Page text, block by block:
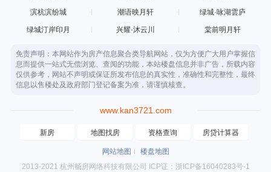
滨杭滨纷城 潮语映月轩 绿城·咏湖雲庐
绿城汀岸印月 兴耀·沐云川 棠前明月轩
免责声明：本网站作为房产信息聚合类导航网站，仅为方便广大用户掌握信
息而提供一站式无偿浏览、查阅的功能，本站楼盘信息并非广告，所载内容
仅供参考，网站不声明或保证所发布信息的真实性，准确性和完整性，最终
信息以售楼处及政府部门登记备案为准，请谨慎核查。
www.kan3721.com
新房 地图找房 资格查询 房贷计算器
网站地图
楼盘地图
2013-2021 杭州畅房网络科技有限公司 ICP证：浙ICP备16040283号-1